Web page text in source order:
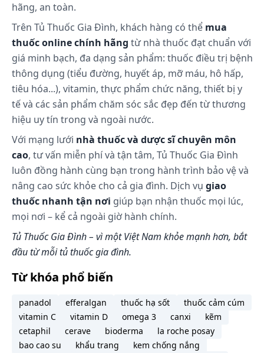
Liều dùng khuyến cáo của sản phẩm là 2 viên 1
ngày, không dùng liên tục quá 1 tháng.
Tác dụng phụ có thể gặp:
Chưa ghi nhận tác dụng không mong muốn của
sản phẩm đến người sử dụng.
Những lưu ý khi sử dụng:
Chống chỉ định:
Không sử dụng sản phẩm cho bệnh nhân bị quá
mẫn với bất cứ thành phần nào của sản phẩm.
Thận trọng:
Không được lạm dụng sản phẩm.
Không sử dụng sản phẩm liên tục quá 1 tháng.
Phụ nữ thời kì mang thai & cho con bú:
Không có báo cáo liên quan chứng minh tính an
toàn khi sử dụng sản phẩm trên hai nhóm đối
tượng này do đó cần hỏi ý kiến của bác sĩ trước
khi dùng.
hãng, an toàn.
Trên Tủ Thuốc Gia Đình, khách hàng có thể mua
thuốc online chính hãng từ nhà thuốc đạt chuẩn với
giá minh bạch, đa dạng sản phẩm: thuốc điều trị bệnh
thông dụng (tiểu đường, huyết áp, mỡ máu, hô hấp,
tiêu hóa...), vitamin, thực phẩm chức năng, thiết bị y
tế và các sản phẩm chăm sóc sắc đẹp đến từ thương
hiệu uy tín trong và ngoài nước.
Với mạng lưới nhà thuốc và dược sĩ chuyên môn
cao, tư vấn miễn phí và tận tâm, Tủ Thuốc Gia Đình
luôn đồng hành cùng bạn trong hành trình bảo vệ và
nâng cao sức khỏe cho cả gia đình. Dịch vụ giao
thuốc nhanh tận nơi giúp bạn nhận thuốc mọi lúc,
mọi nơi – kể cả ngoài giờ hành chính.
Tủ Thuốc Gia Đình – vì một Việt Nam khỏe mạnh hơn, bắt
đầu từ mỗi tủ thuốc gia đình.
Từ khóa phổ biến
panadol efferalgan thuốc hạ sốt
thuốc cảm cúm
vitamin C
vitamin D omega 3 canxi
kẽm
cetaphil
cerave bioderma
la roche posay
bao cao su
khẩu trang
kem chống nắng